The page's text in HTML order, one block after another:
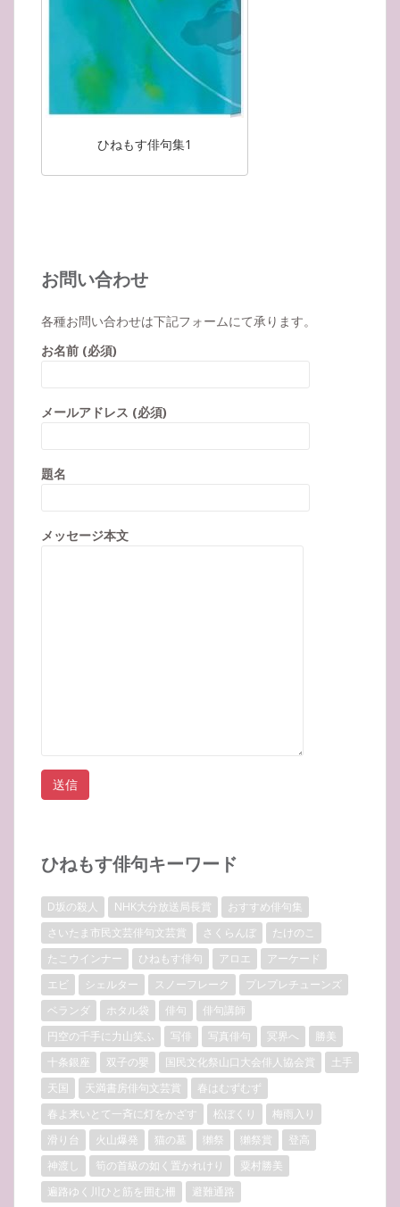
ひねもす俳句集1
お問い合わせ
各種お問い合わせは下記フォームにて承ります。
お名前 (必須)
メールアドレス (必須)
題名
メッセージ本文
ひねもす俳句キーワード
D坂の殺人 NHK大分放送局長賞
おすすめ俳句集
さいたま市民文芸俳句文芸賞
さくらんぼ
たけのこ
たこウインナー
ひねもす俳句 アロエ
アーケード
エビ
シェルター スノーフレーク
プレプレチューンズ
ベランダ
ホタル袋 俳句
俳句講師
円空の千手に力山笑ふ
写俳 写真俳句 冥界へ
勝美
十条銀座
双子の嬰 国民文化祭山口大会俳人協会賞
土手
天国
天満書房俳句文芸賞
春はむずむず
春よ来いとて一斉に灯をかざす
松ぼくり
梅雨入り
滑り台
火山爆発 猫の墓 獺祭 獺祭賞
登高
神渡し
筍の首級の如く置かれけり
粟村勝美
遍路ゆく川ひと筋を囲む柵
避難通路